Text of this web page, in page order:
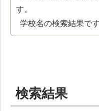
す。
学校名の検索結果で
検索結果